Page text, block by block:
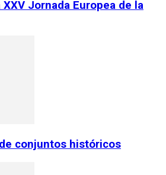
Jornada Europea de la
conjuntos históricos